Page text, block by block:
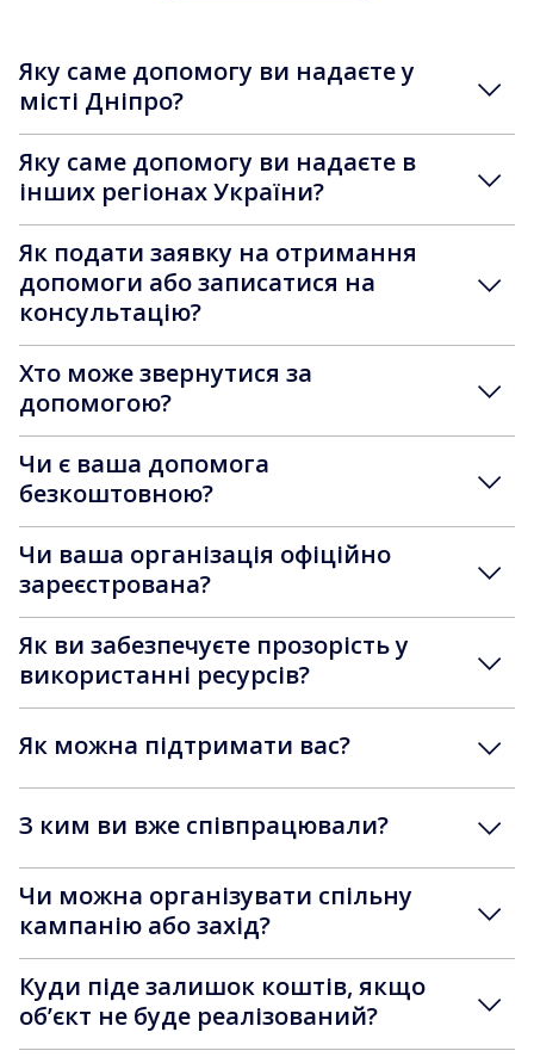
Яку саме допомогу ви надаєте у
місті Дніпро?
Яку саме допомогу ви надаєте в
інших регіонах України?
Як подати заявку на отримання
допомоги або записатися на
консультацію?
Хто може звернутися за
допомогою?
Чи є ваша допомога
безкоштовною?
Чи ваша організація офіційно
зареєстрована?
Як ви забезпечуєте прозорість у
використанні ресурсів?
Як можна підтримати вас?
З ким ви вже співпрацювали?
Чи можна організувати спільну
кампанію або захід?
Куди піде залишок коштів, якщо
обʼєкт не буде реалізований?